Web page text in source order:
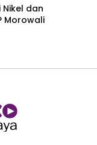
Nikel dan
Morowali